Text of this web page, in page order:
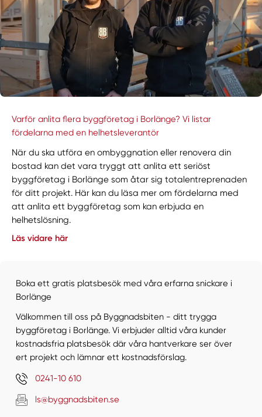
Varför anlita flera byggföretag i Borlänge? Vi listar
fördelarna med en helhetsleverantör
När du ska utföra en ombyggnation eller renovera din
bostad kan det vara tryggt att anlita ett seriöst
byggföretag i Borlänge som åtar sig totalentreprenaden
för ditt projekt. Här kan du läsa mer om fördelarna med
att anlita ett byggföretag som kan erbjuda en
helhetslösning.
Läs vidare här
Boka ett gratis platsbesök med våra erfarna snickare i
Borlänge
Välkommen till oss på Byggnadsbiten - ditt trygga
byggföretag i Borlänge. Vi erbjuder alltid våra kunder
kostnadsfria platsbesök där våra hantverkare ser över
ert projekt och lämnar ett kostnadsförslag.
0241-10 610
ls@byggnadsbiten.se